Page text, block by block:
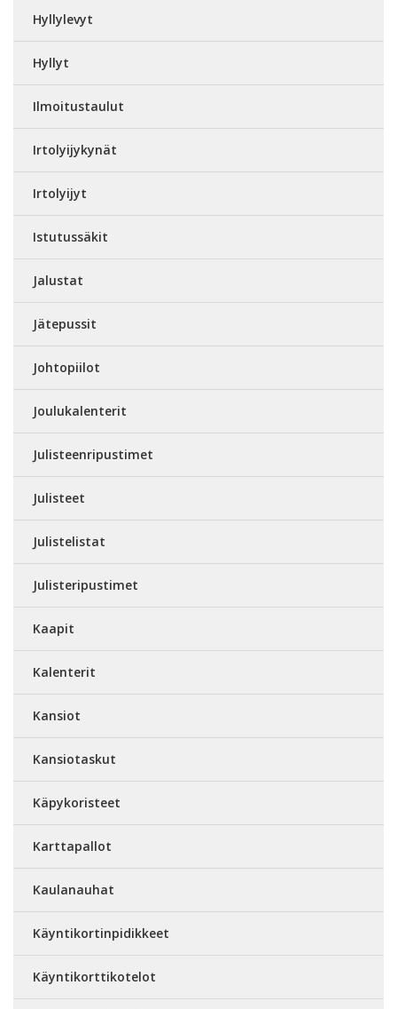
Hyllylevyt
Hyllyt
Ilmoitustaulut
Irtolyijykynät
Irtolyijyt
Istutussäkit
Jalustat
Jätepussit
Johtopiilot
Joulukalenterit
Julisteenripustimet
Julisteet
Julistelistat
Julisteripustimet
Kaapit
Kalenterit
Kansiot
Kansiotaskut
Käpykoristeet
Karttapallot
Kaulanauhat
Käyntikortinpidikkeet
Käyntikorttikotelot